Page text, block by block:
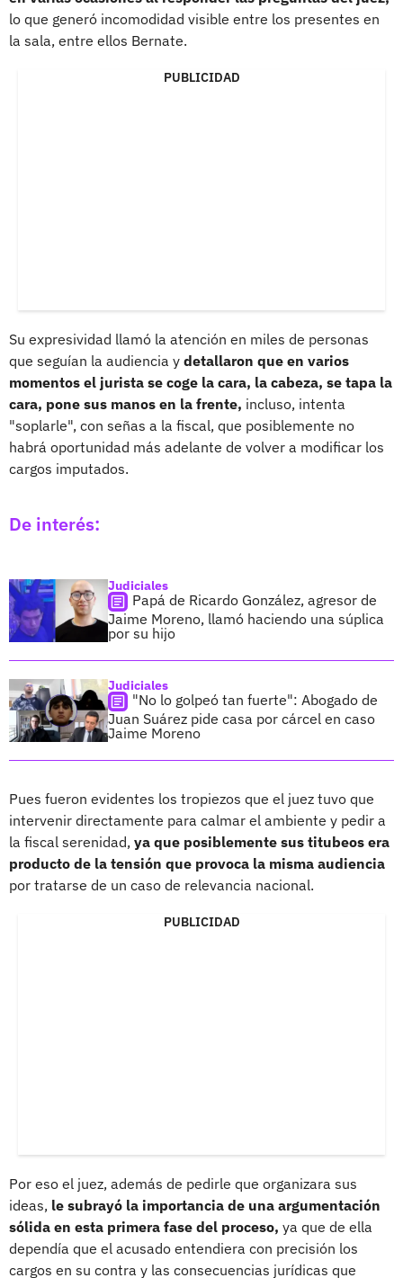
lo que generó incomodidad visible entre los presentes en
la sala, entre ellos Bernate.
PUBLICIDAD
Su expresividad llamó la atención en miles de personas
que seguían la audiencia y detallaron que en varios
momentos el jurista se coge la cara, la cabeza, se tapa la
cara, pone sus manos en la frente, incluso, intenta
"soplarle", con señas a la fiscal, que posiblemente no
habrá oportunidad más adelante de volver a modificar los
cargos imputados.
De interés:
Judiciales
Papá de Ricardo González, agresor de
Jaime Moreno, llamó haciendo una súplica
por su hijo
Judiciales
"No lo golpeó tan fuerte": Abogado de
Juan Suárez pide casa por cárcel en caso
Jaime Moreno
Pues fueron evidentes los tropiezos que el juez tuvo que
intervenir directamente para calmar el ambiente y pedir a
la fiscal serenidad, ya que posiblemente sus titubeos era
producto de la tensión que provoca la misma audiencia
por tratarse de un caso de relevancia nacional.
PUBLICIDAD
Por eso el juez, además de pedirle que organizara sus
ideas, le subrayó la importancia de una argumentación
sólida en esta primera fase del proceso, ya que de ella
dependía que el acusado entendiera con precisión los
cargos en su contra y las consecuencias jurídicas que